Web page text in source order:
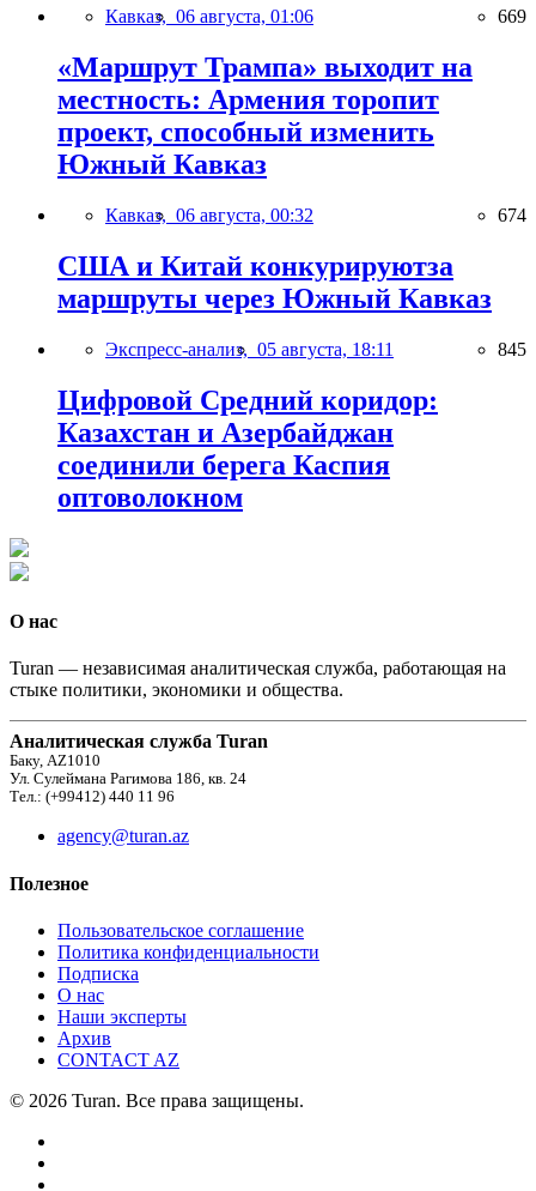
Кавказ, 06 августа, 01:06 669
«Маршрут Трампа» выходит на
местность: Армения торопит
проект, способный изменить
Южный Кавказ
Кавказ, 06 августа, 00:32 674
США и Китай конкурируютза
маршруты через Южный Кавказ
Экспресс-анализ, 05 августа, 18:11 845
Цифровой Средний коридор:
Казахстан и Азербайджан
соединили берега Каспия
оптоволокном
О нас
Turan — независимая аналитическая служба, работающая на
стыке политики, экономики и общества.
Аналитическая служба Turan
Баку, AZ1010
Ул. Сулеймана Рагимова 186, кв. 24
Тел.: (+99412) 440 11 96
agency@turan.az
Полезное
Пользовательское соглашение
Политика конфиденциальности
Подписка
О нас
Наши эксперты
Архив
CONTACT AZ
© 2026 Turan. Все права защищены.